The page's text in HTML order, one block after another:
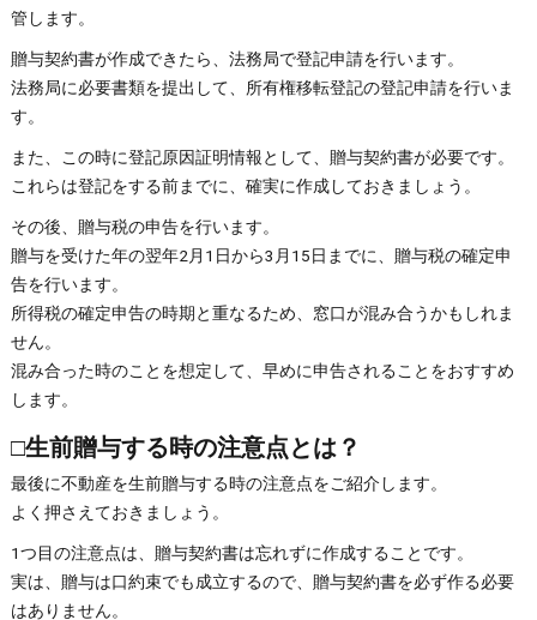
管します。
贈与契約書が作成できたら、法務局で登記申請を行います。
法務局に必要書類を提出して、所有権移転登記の登記申請を行いま
す。
また、この時に登記原因証明情報として、贈与契約書が必要です。
これらは登記をする前までに、確実に作成しておきましょう。
その後、贈与税の申告を行います。
贈与を受けた年の翌年2月1日から3月15日までに、贈与税の確定申
告を行います。
所得税の確定申告の時期と重なるため、窓口が混み合うかもしれま
せん。
混み合った時のことを想定して、早めに申告されることをおすすめ
します。
□生前贈与する時の注意点とは？
最後に不動産を生前贈与する時の注意点をご紹介します。
よく押さえておきましょう。
1つ目の注意点は、贈与契約書は忘れずに作成することです。
実は、贈与は口約束でも成立するので、贈与契約書を必ず作る必要
はありません。